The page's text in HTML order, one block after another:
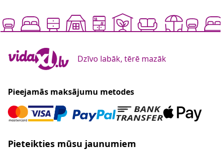
Dzīvo labāk, tērē mazāk
Pieejamās maksājumu metodes
Pieteikties mūsu jaunumiem